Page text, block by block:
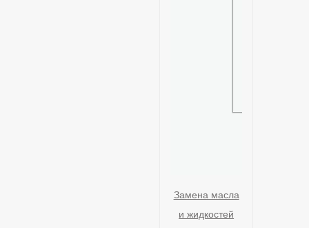
Замена масла
и жидкостей